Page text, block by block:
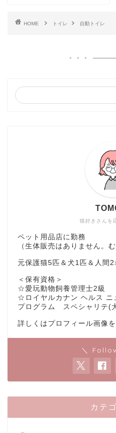
HOME トイレ 自動トイレ
猫好きさんを
ペット用品店に勤務
（生体販売はありません。
元保護猫5匹＆犬1匹＆人間
＜保有資格＞
☆愛玩動物飼養管理士2級
☆ロイヤルカナン ヘルス ニ
プログラム スペシャリテ(
詳しくはプロフィール画像を
＼
カテ